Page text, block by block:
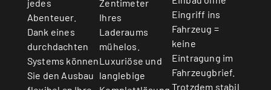
jedes
Abenteuer.
Dank eines
durchdachten
Systems können
Sie den Ausbau
Zentimeter
Ihres
Laderaums
mühelos.
Luxuriöse und
langlebige
Eingriff ins
Fahrzeug =
keine
Eintragung im
Fahrzeugbrief.
Trotzdem stabil